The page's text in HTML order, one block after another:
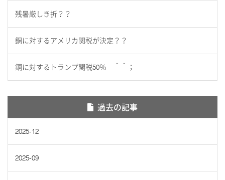
残暑厳しき折？？
銅に対するアメリカ関税が決定？？
銅に対するトランプ関税50％ ＾＾；
過去の記事
2025-12
2025-09